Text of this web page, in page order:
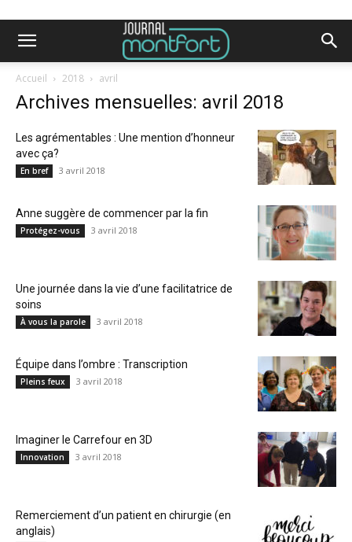
Accueil 2018 avril
Archives mensuelles: avril 2018
Les agrémentables : Une mention d’honneur
avec ça?
En bref 3 avril 2018
Anne suggère de commencer par la fin
Protégez-vous 3 avril 2018
Une journée dans la vie d’une facilitatrice de
soins
À vous la parole 3 avril 2018
Équipe dans l’ombre : Transcription
Pleins feux 3 avril 2018
Imaginer le Carrefour en 3D
Innovation 3 avril 2018
Remerciement d’un patient en chirurgie (en
anglais)